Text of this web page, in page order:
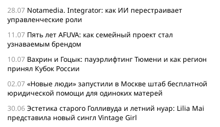
28.07 Notamedia. Integrator: как ИИ перестраивает
управленческие роли
11.07 Пять лет AFUVA: как семейный проект стал
узнаваемым брендом
10.07 Вахрин и Гоцык: пауэрлифтинг Тюмени и как регион
принял Кубок России
02.07 «Новые люди» запустили в Москве штаб бесплатной
юридической помощи для одиноких матерей
30.06 Эстетика старого Голливуда и летний нуар: Lilia Mai
представила новый сингл Vintage Girl